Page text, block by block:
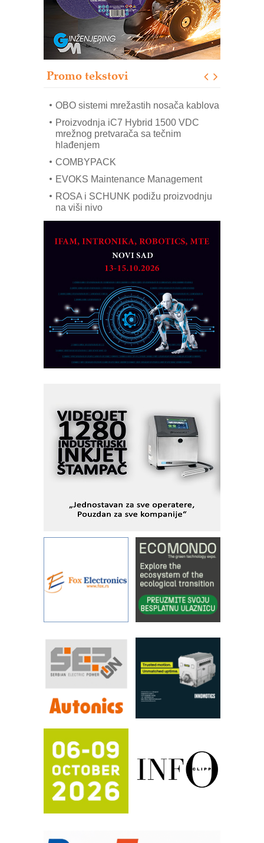
Promo tekstovi
IB BLUMENAUER - više od 40 godina
poverenja u industriji
RMQ-TITAN ADVANCED INDICATOR
– Pametna signalizacija za efikasnije
upravljanje mašinama
Mitutoyo Crysta-Apex V PLUS: Nova
OBO sistemi mrežastih nosača kablova
Proizvodnja iC7 Hybrid 1500 VDC
mrežnog pretvarača sa tečnim
hlađenjem
COMBYPACK
EVOKS Maintenance Management
ROSA i SCHUNK podižu proizvodnju
na viši nivo
MAREX - Lim i mašine za savremena
Marcom-plast d.o.o.- vaš pouzdan
partner
CTO - Prilagodite svoju toplinsku
obradu!
Razvoj asortimanskog pravca MINI-
PLC AKYTEC
AUKOM: Svetski standard metrologije
dostupan u Srbiji
I.SAFE MOBILE revolucioniše
industrijsku automatizaciju
pionirskimmobile operator PANEL-OM
Fleksibilno stezanje i brzo
podešavanje u proizvodnji prototipova
KIP KOP – napredna rešenja za
objekte
Alba d.o.o. – 35 godina preciznosti u
IBeRTIM - oprema za ispitivanje
kontrole kvaliteta
STAUFF – Komponente koje
povećavaju pouzdanost hidrauličkih
pouzdanost u transferu fluida
Filtration Group Industrial – Napredna
rešenja za filtraciju u hidrauličkim i
procesnim sistemima
RILINEX kompanije Rittal
FANUC: Najbolje za vašu pametnu
Efikasno upravljanje energijom
Automatizacija pakovanja · Display
(Shelf-Ready) omotnice
Potpuna efikasnost bez složenih
sistema
Trajna oznaka kao dugoročna korist